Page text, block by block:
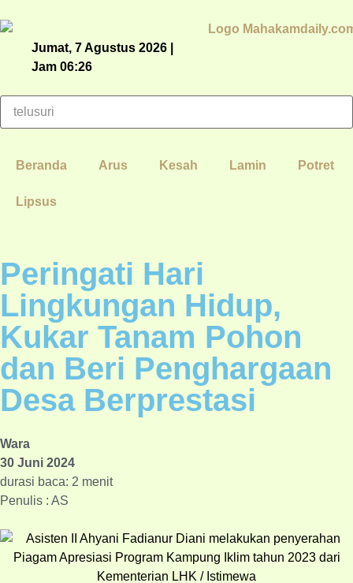
Jumat, 7 Agustus 2026 |
Jam 06:26
Beranda Arus Kesah Lamin Potret
Lipsus
Peringati Hari
Lingkungan Hidup,
Kukar Tanam Pohon
dan Beri Penghargaan
Desa Berprestasi
Wara
30 Juni 2024
durasi baca: 2 menit
Penulis : AS